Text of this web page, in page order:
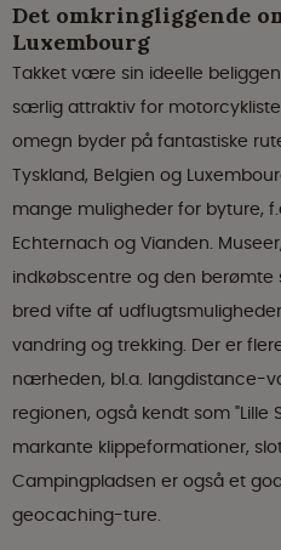
Det omkringliggende
Luxembourg
Takket være sin ideelle
særlig attraktiv for
omegn byder på fantastiske
Tyskland, Belgien og
mange muligheder for byture,
Echternach og Vianden.
indkøbscentre og den berømte
bred vifte af
vandring og trekking. Der er
nærheden, bl.a. langdistance-
regionen, også kendt som "Lille
markante klippeformationer,
Campingpladsen er også et
geocaching-ture.